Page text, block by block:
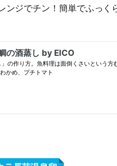
ンジでチン！簡単でふっ